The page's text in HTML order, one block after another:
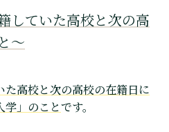
していた高校と次の高
〜
た高校と次の高校の在籍日に
学」のことです。